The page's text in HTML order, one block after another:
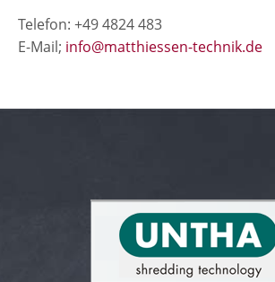
Telefon: +49 4824 483
E-Mail; info@matthiessen-technik.de